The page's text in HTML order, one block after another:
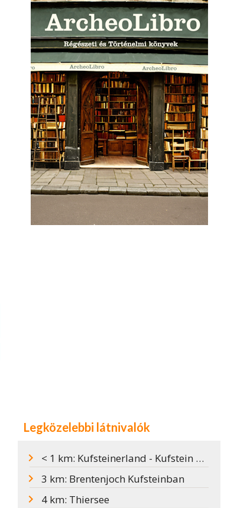
Legközelebbi látnivalók
< 1 km: Kufsteinerland - Kufstein és környéke
3 km: Brentenjoch Kufsteinban
4 km: Thiersee